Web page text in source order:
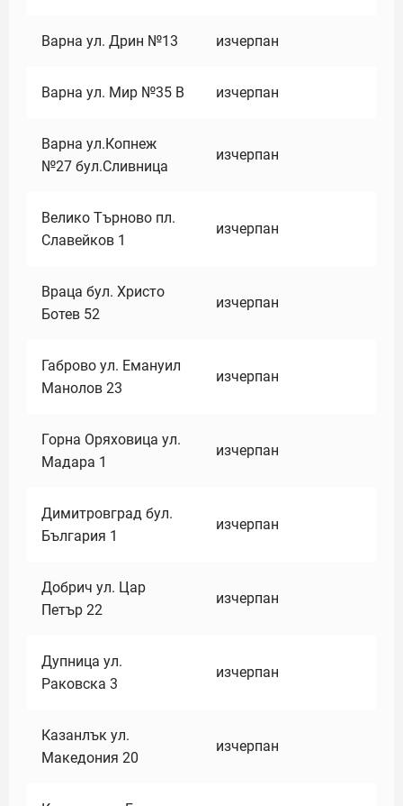
Варна ул. Дрин №13 изчерпан
Варна ул. Мир №35 В изчерпан
Варна ул.Копнеж
№27 бул.Сливница
изчерпан
Велико Търново пл.
Славейков 1
изчерпан
Враца бул. Христо
Ботев 52
изчерпан
Габрово ул. Емануил
Манолов 23
изчерпан
Горна Оряховица ул.
Мадара 1
изчерпан
Димитровград бул.
България 1
изчерпан
Добрич ул. Цар
Петър 22
изчерпан
Дупница ул.
Раковска 3
изчерпан
Казанлък ул.
Македония 20
изчерпан